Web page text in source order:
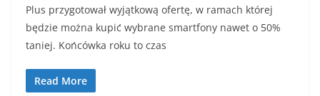
Plus przygotował wyjątkową ofertę, w ramach której
będzie można kupić wybrane smartfony nawet o 50%
taniej. Końcówka roku to czas
Read More